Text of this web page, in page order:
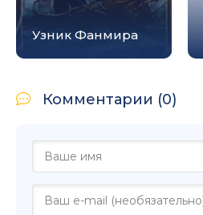
Узник Фанмира
Комментарии (0)